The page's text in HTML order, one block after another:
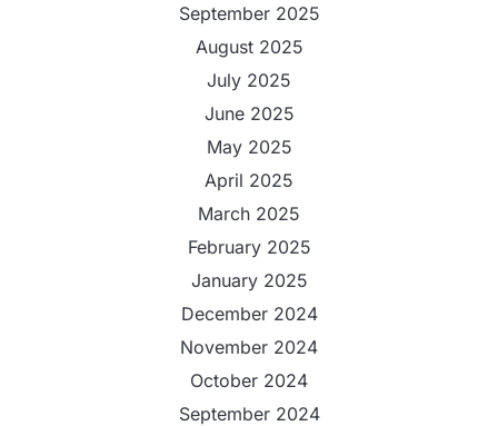
September 2025
August 2025
July 2025
June 2025
May 2025
April 2025
March 2025
February 2025
January 2025
December 2024
November 2024
October 2024
September 2024